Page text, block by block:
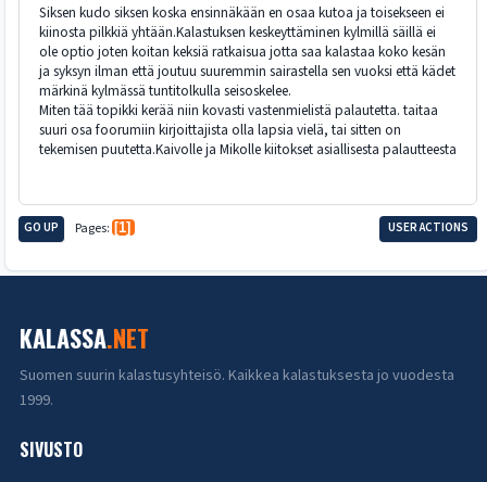
Siksen kudo siksen koska ensinnäkään en osaa kutoa ja toisekseen ei
kiinosta pilkkiä yhtään.Kalastuksen keskeyttäminen kylmillä säillä ei
ole optio joten koitan keksiä ratkaisua jotta saa kalastaa koko kesän
ja syksyn ilman että joutuu suuremmin sairastella sen vuoksi että kädet
märkinä kylmässä tuntitolkulla seisoskelee.
Miten tää topikki kerää niin kovasti vastenmielistä palautetta. taitaa
suuri osa foorumiin kirjoittajista olla lapsia vielä, tai sitten on
tekemisen puutetta.Kaivolle ja Mikolle kiitokset asiallisesta palautteesta
GO UP Pages 1 USER ACTIONS
KALASSA.NET
Suomen suurin kalastusyhteisö. Kaikkea kalastuksesta jo vuodesta
1999.
SIVUSTO